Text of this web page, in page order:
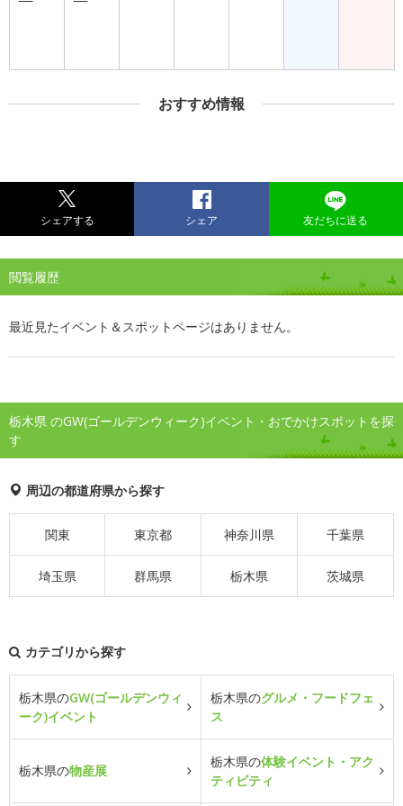
おすすめ情報
シェアする シェア 友だちに送る
閲覧履歴
最近見たイベント＆スポットページはありません。
栃木県 のGW(ゴールデンウィーク)イベント・おでかけスポットを探
す
周辺の都道府県から探す
関東 東京都 神奈川県 千葉県
埼玉県 群馬県 栃木県 茨城県
カテゴリから探す
栃木県のGW(ゴールデンウィ
ーク)イベント
栃木県のグルメ・フードフェ
ス
栃木県の物産展
栃木県の体験イベント・アク
ティビティ